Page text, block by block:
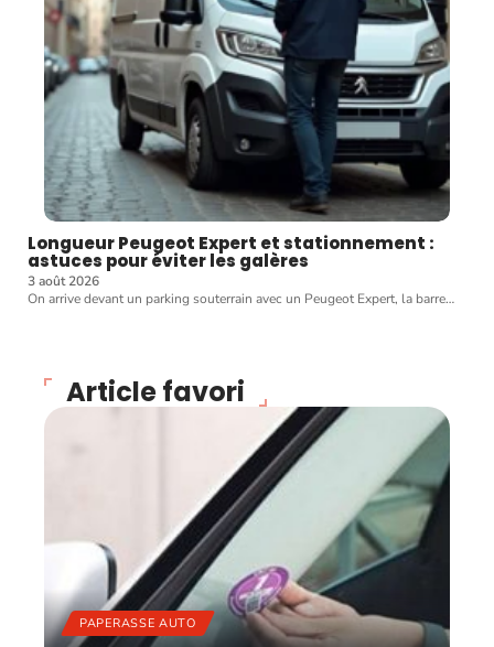
Longueur Peugeot Expert et stationnement :
astuces pour éviter les galères
3 août 2026
On arrive devant un parking souterrain avec un Peugeot Expert, la barre…
Article favori
PAPERASSE AUTO